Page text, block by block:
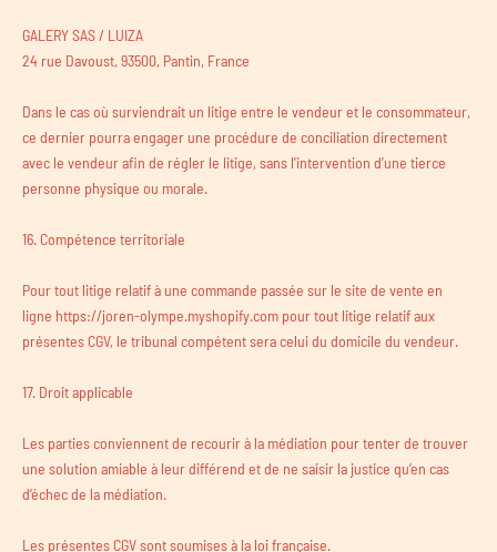
GALERY SAS / LUIZA
24 rue Davoust, 93500, Pantin, France
Dans le cas où surviendrait un litige entre le vendeur et le consommateur,
ce dernier pourra engager une procédure de conciliation directement
avec le vendeur afin de régler le litige, sans l’intervention d’une tierce
personne physique ou morale.
16. Compétence territoriale
Pour tout litige relatif à une commande passée sur le site de vente en
ligne https://joren-olympe.myshopify.com pour tout litige relatif aux
présentes CGV, le tribunal compétent sera celui du domicile du vendeur.
17. Droit applicable
Les parties conviennent de recourir à la médiation pour tenter de trouver
une solution amiable à leur différend et de ne saisir la justice qu’en cas
d’échec de la médiation.
Les présentes CGV sont soumises à la loi française.